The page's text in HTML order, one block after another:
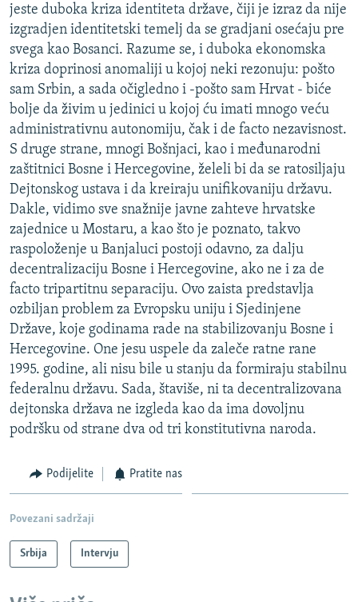
jeste duboka kriza identiteta države, čiji je izraz da nije
izgradjen identitetski temelj da se gradjani osećaju pre
svega kao Bosanci. Razume se, i duboka ekonomska
kriza doprinosi anomaliji u kojoj neki rezonuju: pošto
sam Srbin, a sada očigledno i -pošto sam Hrvat - biće
bolje da živim u jedinici u kojoj ću imati mnogo veću
administrativnu autonomiju, čak i de facto nezavisnost.
S druge strane, mnogi Bošnjaci, kao i međunarodni
zaštitnici Bosne i Hercegovine, želeli bi da se ratosiljaju
Dejtonskog ustava i da kreiraju unifikovaniju državu.
Dakle, vidimo sve snažnije javne zahteve hrvatske
zajednice u Mostaru, a kao što je poznato, takvo
raspoloženje u Banjaluci postoji odavno, za dalju
decentralizaciju Bosne i Hercegovine, ako ne i za de
facto tripartitnu separaciju. Ovo zaista predstavlja
ozbiljan problem za Evropsku uniju i Sjedinjene
Države, koje godinama rade na stabilizovanju Bosne i
Hercegovine. One jesu uspele da zaleče ratne rane
1995. godine, ali nisu bile u stanju da formiraju stabilnu
federalnu državu. Sada, štaviše, ni ta decentralizovana
dejtonska država ne izgleda kao da ima dovoljnu
podršku od strane dva od tri konstitutivna naroda.
Podijelite Pratite nas
Povezani sadržaji
Srbija Intervju